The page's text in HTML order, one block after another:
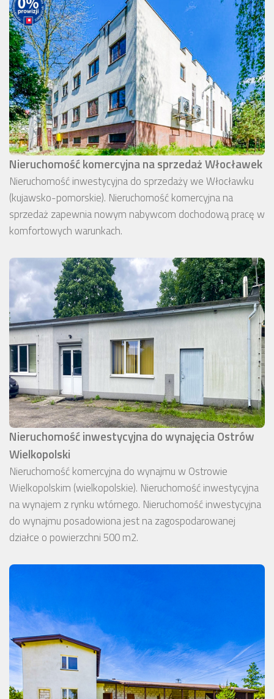
Nieruchomość komercyjna na sprzedaż Włocławek
Nieruchomość inwestycyjna do sprzedaży we Włocławku
(kujawsko-pomorskie). Nieruchomość komercyjna na
sprzedaż zapewnia nowym nabywcom dochodową pracę w
komfortowych warunkach.
Nieruchomość inwestycyjna do wynajęcia Ostrów
Wielkopolski
Nieruchomość komercyjna do wynajmu w Ostrowie
Wielkopolskim (wielkopolskie). Nieruchomość inwestycyjna
na wynajem z rynku wtórnego. Nieruchomość inwestycyjna
do wynajmu posadowiona jest na zagospodarowanej
działce o powierzchni 500 m2.